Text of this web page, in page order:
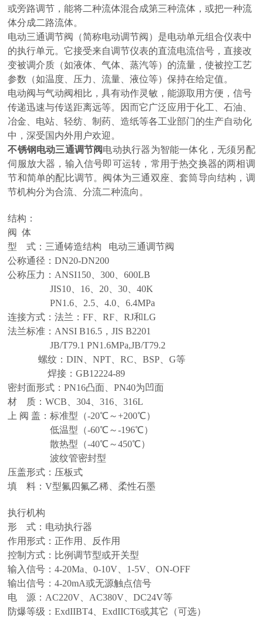
或旁路调节，能将二种流体混合成第三种流体，或把一种流
体分成二路流体。
电动三通调节阀（简称电动调节阀）是电动单元组合仪表中
的执行单元。它接受来自调节仪表的直流电流信号，直接改
变被调介质（如液体、气体、蒸汽等）的流量，使被控工艺
参数（如温度、压力、流量、液位等）保持在给定值。
电动阀与气动阀相比，具有动作灵敏，能源取用方便，信号
传递迅速与传送距离远等。因而它广泛应用于化工、石油、
冶金、电站、轻纺、制药、造纸等各工业部门的生产自动化
中，深受国内外用户欢迎。
不锈钢电动三通调节阀电动执行器为智能一体化，无须另配
伺服放大器，输入信号即可运转，常用于热交换器的两相调
节和简单的配比调节。阀体为三通双座、套筒导向结构，调
节机构分为合流、分流二种流向。
结构：
阀 体
型 式：三通铸造结构 电动三通调节阀
公称通径：DN20-DN200
公称压力：ANSI150、300、600LB
JIS10、16、20、30、40K
PN1.6、2.5、4.0、6.4MPa
连接方式：法兰：FF、RF、RJ和LG
法兰标准：ANSI B16.5，JIS B2201
JB/T79.1 PN1.6MPa,JB/T79.2
螺纹：DIN、NPT、RC、BSP、G等
焊接：GB12224-89
密封面形式：PN16凸面、PN40为凹面
材 质：WCB、304、316、316L
上 阀 盖：标准型（-20℃～+200℃）
低温型（-60℃～-196℃）
散热型（-40℃～450℃）
波纹管密封型
压盖形式：压板式
填 料：V型氟四氟乙稀、柔性石墨
执行机构
形 式：电动执行器
作用形式：正作用、反作用
控制方式：比例调节型或开关型
输入信号：4-20Ma、0-10V、1-5V、ON-OFF
输出信号：4-20mA或无源触点信号
电 源：AC220V、AC380V、DC24V等
防爆等级：ExdIIBT4、ExdIICT6或其它（可选）